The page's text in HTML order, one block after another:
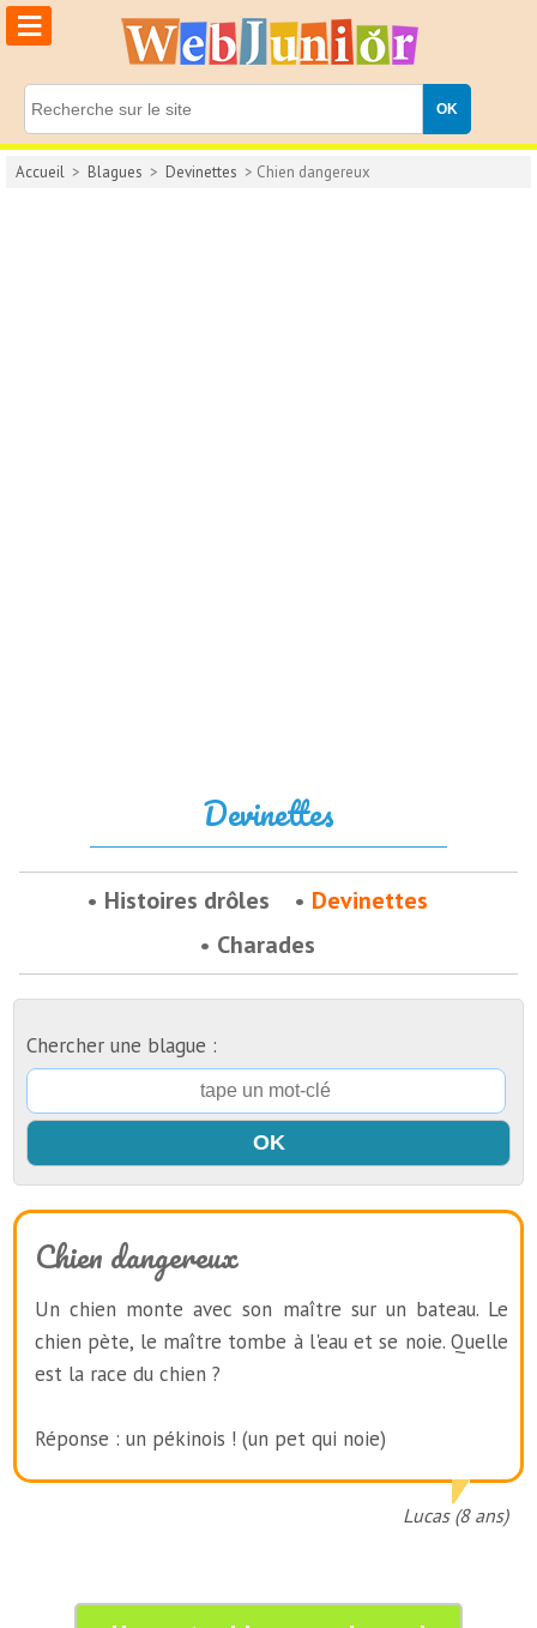
≡
Accueil > Blagues > Devinettes > Chien dangereux
Devinettes
Histoires drôles
Devinettes
Charades
Chercher une blague :
Chien dangereux
Un chien monte avec son maître sur un bateau. Le
chien pète, le maître tombe à l'eau et se noie. Quelle
est la race du chien ?
Réponse : un pékinois ! (un pet qui noie)
Lucas (8 ans)